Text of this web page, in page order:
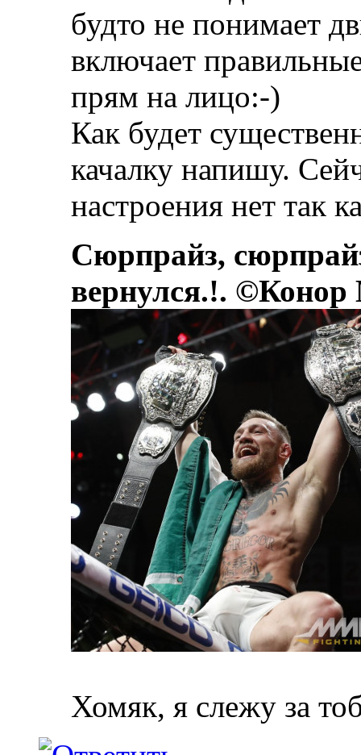
будто не понимает
включает
прям на лицо:-)
Как будет
качалку напишу.
настроения нет так
Сюрпрайз,
вернулся.!.
Хомяк, я слежу за